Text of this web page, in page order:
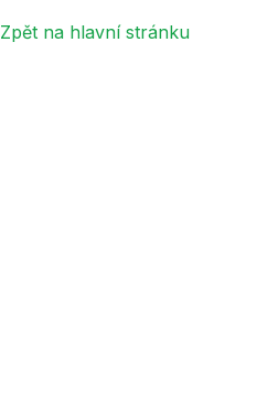
Zpět na hlavní stránku